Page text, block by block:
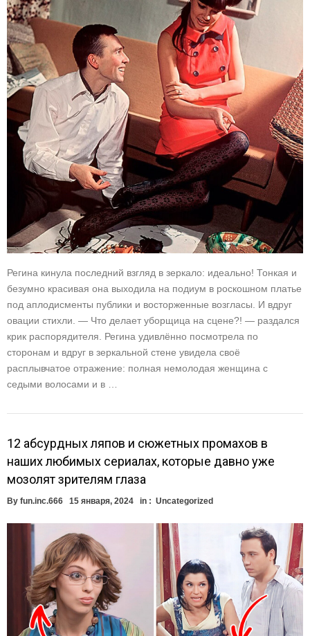
Регина кинула последний взгляд в зеркало: идеально! Тонкая и
безумно красивая она выходила на подиум в роскошном платье
под аплодисменты публики и восторженные возгласы. И вдруг
овации стихли. — Что делает уборщица на сцене?! — раздался
крик распорядителя. Регина удивлённо посмотрела по
сторонам и вдруг в зеркальной стене увидела своё
расплывчатое отражение: полная немолодая женщина с
седыми волосами и в …
12 абсурдных ляпов и сюжетных промахов в
наших любимых сериалах, которые давно уже
мозолят зрителям глаза
By fun.inc.666 15 января, 2024 in : Uncategorized